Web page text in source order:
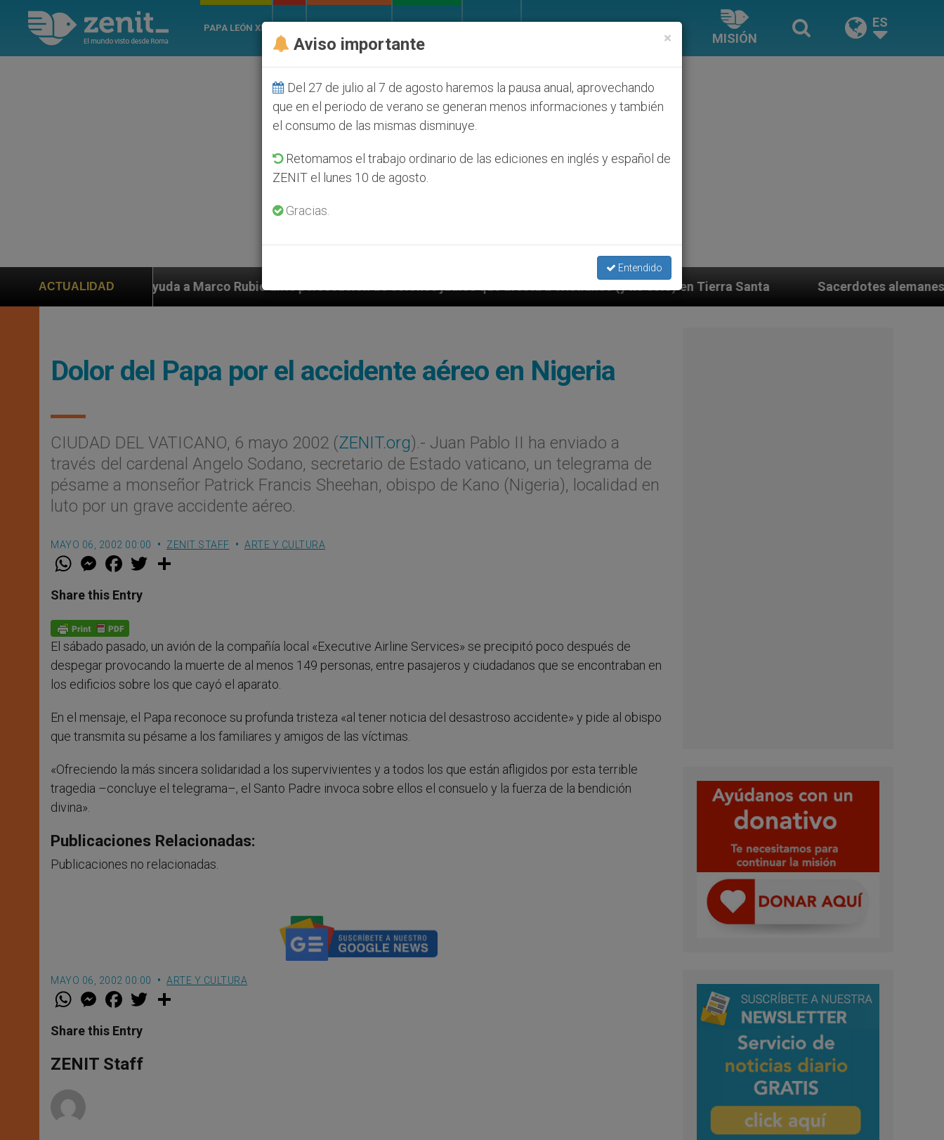
PAPA LEÓN XIV
MISIÓN
ES
ACTUALIDAD
ayuda a Marco Rubio ante persecución de colonos judíos que afecta a cristianos (y no sólo) en Tierra Santa Sacerdotes alemanes fieles al Papa
Dolor del Papa por el accidente aéreo en Nigeria
CIUDAD DEL VATICANO, 6 mayo 2002 (ZENIT.org).- Juan Pablo II ha enviado a
través del cardenal Angelo Sodano, secretario de Estado vaticano, un telegrama de
pésame a monseñor Patrick Francis Sheehan, obispo de Kano (Nigeria), localidad en
luto por un grave accidente aéreo.
MAYO 06, 2002 00:00 ZENIT STAFF ARTE Y CULTURA
W
t
s
p
p
M
e
s
e
g
e
r
F
a
e
b
o
k
w
Share this Entry
El sábado pasado, un avión de la compañía local «Executive Airline Services» se precipitó poco después de
despegar provocando la muerte de al menos 149 personas, entre pasajeros y ciudadanos que se encontraban en
los edificios sobre los que cayó el aparato.
En el mensaje, el Papa reconoce su profunda tristeza «al tener noticia del desastroso accidente» y pide al obispo
que transmita su pésame a los familiares y amigos de las víctimas.
«Ofreciendo la más sincera solidaridad a los supervivientes y a todos los que están afligidos por esta terrible
tragedia –concluye el telegrama–, el Santo Padre invoca sobre ellos el consuelo y la fuerza de la bendición
divina».
Publicaciones Relacionadas:
Publicaciones no relacionadas.
MAYO 06, 2002 00:00 ARTE Y CULTURA
W
t
s
p
p
M
e
s
e
g
e
F
a
e
b
o
k
w
Share this Entry
ZENIT Staff
×
Aviso importante
Del 27 de julio al 7 de agosto haremos la pausa anual, aprovechando
que en el periodo de verano se generan menos informaciones y también
el consumo de las mismas disminuye.
Retomamos el trabajo ordinario de las ediciones en inglés y español de
ZENIT el lunes 10 de agosto.
Gracias.
Entendido